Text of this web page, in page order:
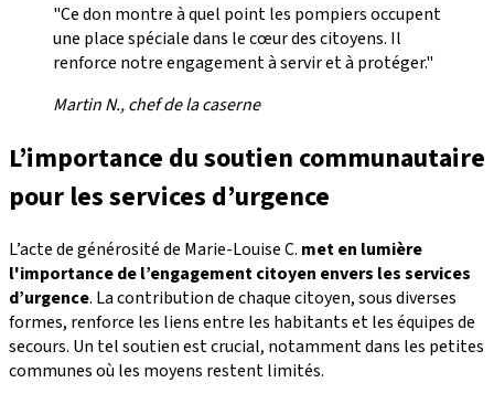
"Ce don montre à quel point les pompiers occupent
une place spéciale dans le cœur des citoyens. Il
renforce notre engagement à servir et à protéger."
Martin N., chef de la caserne
L’importance du soutien communautaire
pour les services d’urgence
L’acte de générosité de Marie-Louise C. met en lumière
l'importance de l’engagement citoyen envers les services
d’urgence. La contribution de chaque citoyen, sous diverses
formes, renforce les liens entre les habitants et les équipes de
secours. Un tel soutien est crucial, notamment dans les petites
communes où les moyens restent limités.